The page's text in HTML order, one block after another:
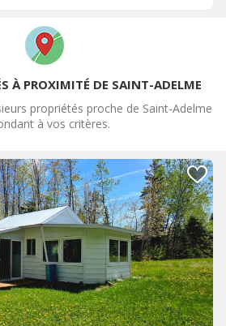
À PROXIMITÉ DE SAINT-ADELME
propriétés proche de Saint-Adelme
à vos critères.